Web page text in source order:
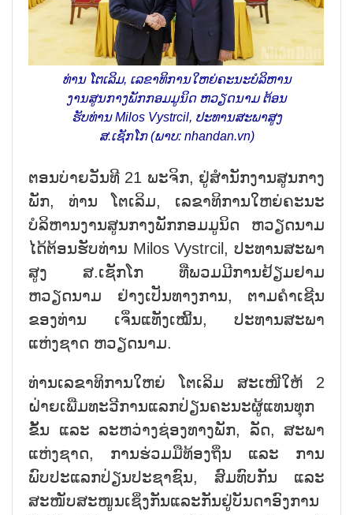
ທ່ານ ໂຕເລິມ, ເລຂາທິການໃຫຍ່ຄະນະບໍລິຫານ
ງານສູນກາງພັກກອມມູນິດ ຫວຽດນາມ ຕ້ອນ
ຮັບທ່ານ Milos Vystrcil, ປະທານສະພາສູງ
ສ.ເຊັກໂກ (ພາບ: nhandan.vn)
ຕອນບ່າຍວັນທີ 21 ພະຈິກ, ຢູ່ສຳນັກງານສູນກາງ
ພັກ, ທ່ານ ໂຕເລິມ, ເລຂາທິການໃຫຍ່ຄະນະ
ບໍລິຫານງານສູນກາງພັກກອມມູນິດ ຫວຽດນາມ
ໄດ້ຕ້ອນຮັບທ່ານ Milos Vystrcil, ປະທານສະພາ
ສູງ ສ.ເຊັກໂກ ທີ່ພວມມີການຢ້ຽມຢາມ
ຫວຽດນາມ ຢ່າງເປັນທາງການ, ຕາມຄຳເຊີນ
ຂອງທ່ານ ເຈິ່ນແທັງເໝີ້ນ, ປະທານສະພາ
ແຫ່ງຊາດ ຫວຽດນາມ.
ທ່ານເລຂາທິການໃຫຍ່ ໂຕເລິມ ສະເໜີໃຫ້ 2
ຝ່າຍເພີ່ມທະວີການແລກປ່ຽນຄະນະຜູ້ແທນທຸກ
ຂັ້ນ ແລະ ລະຫວ່າງຊ່ອງທາງພັກ, ລັດ, ສະພາ
ແຫ່ງຊາດ, ການຮ່ວມມືທ້ອງຖິ່ນ ແລະ ການ
ພົບປະແລກປ່ຽນປະຊາຊົນ, ສົມທົບກັນ ແລະ
ສະໜັບສະໜູນເຊິ່ງກັນແລະກັນຢູ່ບັນດາອົງການ